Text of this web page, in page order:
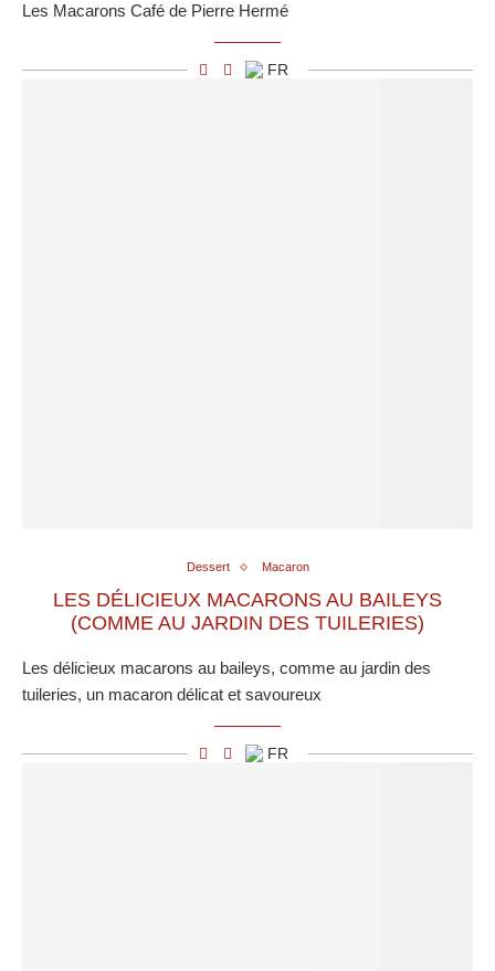
Les Macarons Café de Pierre Hermé
FR
Dessert Macaron
LES DÉLICIEUX MACARONS AU BAILEYS
(COMME AU JARDIN DES TUILERIES)
Les délicieux macarons au baileys, comme au jardin des
tuileries, un macaron délicat et savoureux
FR